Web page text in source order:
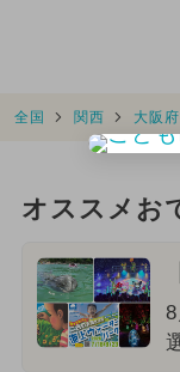
全国 関西 大阪府
オススメお